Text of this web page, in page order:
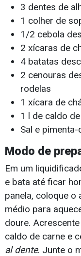
3 dentes de
1 colher de
1/2 cebola
2 xícaras de
4 batatas
2 cenouras
rodelas
1 xícara de
1 l de caldo
Sal e
Modo de
Em um
e bata até ficar
panela, coloque o
médio para
doure.
caldo de carne e
al dente. Junte o